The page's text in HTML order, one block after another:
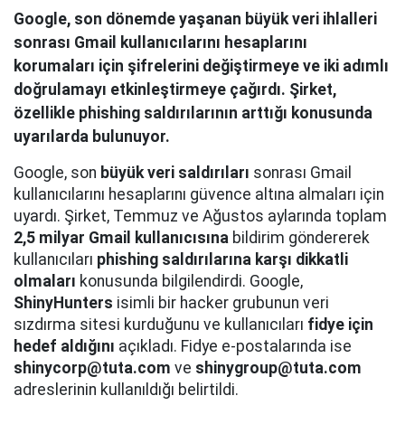
Google, son dönemde yaşanan büyük veri ihlalleri
sonrası Gmail kullanıcılarını hesaplarını
korumaları için şifrelerini değiştirmeye ve iki adımlı
doğrulamayı etkinleştirmeye çağırdı. Şirket,
özellikle phishing saldırılarının arttığı konusunda
uyarılarda bulunuyor.
Google, son büyük veri saldırıları sonrası Gmail
kullanıcılarını hesaplarını güvence altına almaları için
uyardı. Şirket, Temmuz ve Ağustos aylarında toplam
2,5 milyar Gmail kullanıcısına bildirim göndererek
kullanıcıları phishing saldırılarına karşı dikkatli
olmaları konusunda bilgilendirdi. Google,
ShinyHunters isimli bir hacker grubunun veri
sızdırma sitesi kurduğunu ve kullanıcıları fidye için
hedef aldığını açıkladı. Fidye e-postalarında ise
shinycorp@tuta.com ve shinygroup@tuta.com
adreslerinin kullanıldığı belirtildi.